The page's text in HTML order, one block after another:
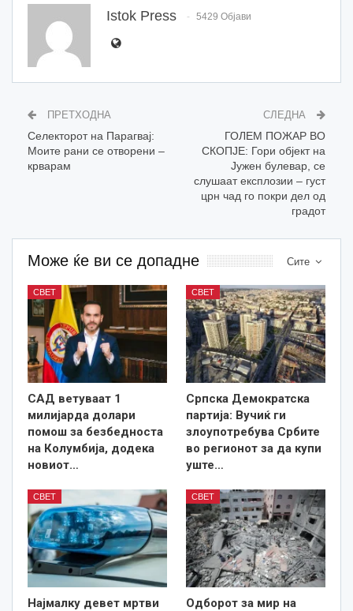
Istok Press 5429 Објави
ПРЕТХОДНА
Селекторот на Парагвај:
Моите рани се отворени –
крварам
СЛЕДНА
ГОЛЕМ ПОЖАР ВО
СКОПЈЕ: Гори објект на
Јужен булевар, се
слушаат експлозии – густ
црн чад го покри дел од
градот
Сите
Може ќе ви се допадне
СВЕТ
САД ветуваат 1
милијарда долари
помош за безбедноста
на Колумбија, додека
новиот…
СВЕТ
Српска Демократска
партија: Вучиќ ги
злоупотребува Србите
во регионот за да купи
уште…
СВЕТ
Најмалку девет мртви
СВЕТ
Одборот за мир на